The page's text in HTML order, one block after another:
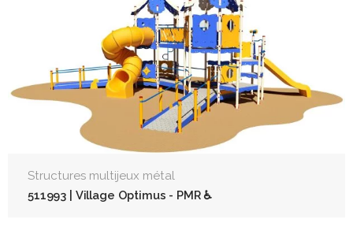
Structures multijeux métal
511993 | Village Optimus - PMR ♿